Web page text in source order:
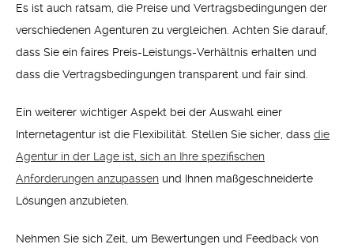
Es ist auch ratsam, die Preise und Vertragsbedingungen der
verschiedenen Agenturen zu vergleichen. Achten Sie darauf,
dass Sie ein faires Preis-Leistungs-Verhältnis erhalten und
dass die Vertragsbedingungen transparent und fair sind.
Ein weiterer wichtiger Aspekt bei der Auswahl einer
Internetagentur ist die Flexibilität. Stellen Sie sicher, dass die
Agentur in der Lage ist, sich an Ihre spezifischen
Anforderungen anzupassen und Ihnen maßgeschneiderte
Lösungen anzubieten.
Nehmen Sie sich Zeit, um Bewertungen und Feedback von